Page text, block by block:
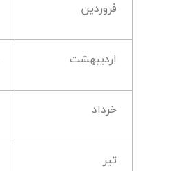
فروردین
اردیبهشت
خرداد
تیر